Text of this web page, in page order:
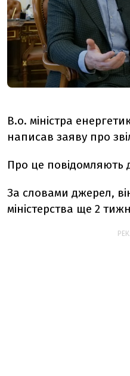
В.о. міністра
написав заяву про
Про це повідомляють
За словами джерел,
міністерства ще 2